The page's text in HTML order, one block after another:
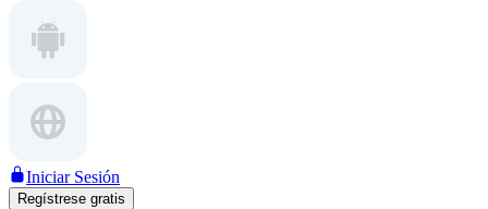
Iniciar Sesión
Regístrese gratis